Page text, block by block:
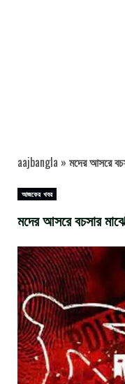
aajbangla » মদের আসরে
আজকের খবর
মদের আসরে বচসার